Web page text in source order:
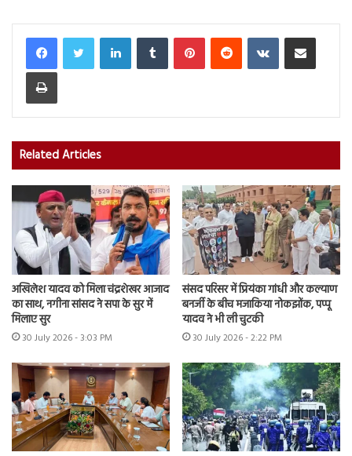
LinkedInTumblr PinterestReddit VKontakteShare via Email
Print
Related Articles
अखिलेश यादव को मिला चंद्रशेखर आजाद
का साथ, नगीना सांसद ने सपा के सुर में
मिलाए सुर
30 July 2026 - 3:03 PM
संसद परिसर में प्रियंका गांधी और कल्याण
बनर्जी के बीच मजाकिया नोकझोंक, पप्पू
यादव ने भी ली चुटकी
30 July 2026 - 2:22 PM